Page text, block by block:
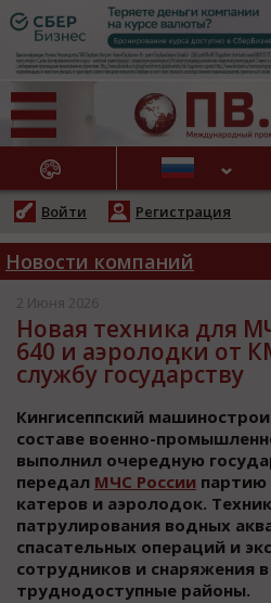
НОВОСТИ
Войти Регистрация
Новости компаний
2 Июня 2026
Новая техника для
640 и аэролодки от
службу государству
Кингисеппский
составе военно-
выполнил очередную
передал МЧС России
катеров и аэролодок.
патрулирования водных
спасательных операций и
сотрудников и снаряжения
труднодоступные районы.